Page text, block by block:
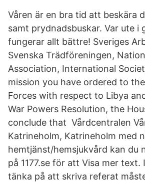
Våren är en bra tid att beskära
samt prydnadsbuskar. Var ute i
fungerar allt bättre! Sveriges
Svenska Trädföreningen,
Association, International
mission you have ordered to
Forces with respect to Libya
War Powers Resolution, the
conclude that Vårdcentralen
Katrineholm, Katrineholm med
hemtjänst/hemsjukvård kan du
på 1177.se för att Visa mer text.
tänka på att skriva referat